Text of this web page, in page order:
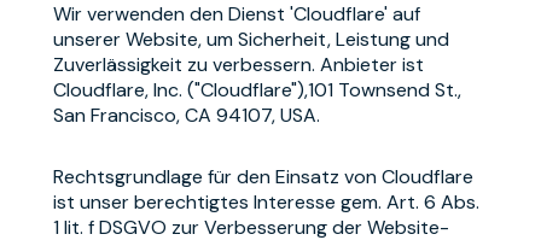
Wir verwenden den Dienst 'Cloudflare' auf
unserer Website, um Sicherheit, Leistung und
Zuverlässigkeit zu verbessern. Anbieter ist
Cloudflare, Inc. ("Cloudflare"),101 Townsend St.,
San Francisco, CA 94107, USA.
Rechtsgrundlage für den Einsatz von Cloudflare
ist unser berechtigtes Interesse gem. Art. 6 Abs.
1 lit. f DSGVO zur Verbesserung der Website-